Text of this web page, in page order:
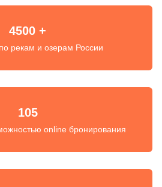
4500 +
рекам и озерам России
105
online бронирования